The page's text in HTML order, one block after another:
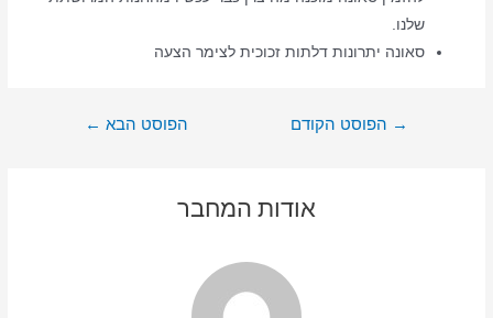
שלנו.
סאונה יתרונות דלתות זכוכית לצימר הצעה
→ הפוסט הקודם הפוסט הבא ←
אודות המחבר